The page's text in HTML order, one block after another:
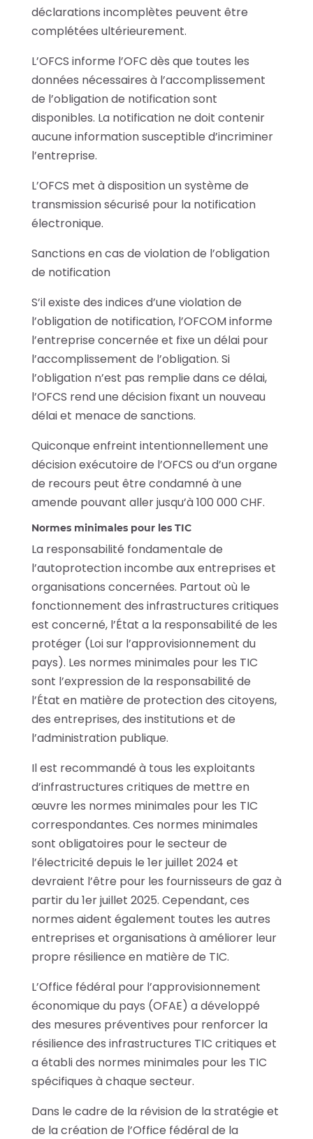
déclarations incomplètes peuvent être
complétées ultérieurement.
L’OFCS informe l’OFC dès que toutes les
données nécessaires à l’accomplissement
de l’obligation de notification sont
disponibles. La notification ne doit contenir
aucune information susceptible d’incriminer
l’entreprise.
L’OFCS met à disposition un système de
transmission sécurisé pour la notification
électronique.
Sanctions en cas de violation de l’obligation
de notification
S’il existe des indices d’une violation de
l’obligation de notification, l’OFCOM informe
l’entreprise concernée et fixe un délai pour
l’accomplissement de l’obligation. Si
l’obligation n’est pas remplie dans ce délai,
l’OFCS rend une décision fixant un nouveau
délai et menace de sanctions.
Quiconque enfreint intentionnellement une
décision exécutoire de l’OFCS ou d’un organe
de recours peut être condamné à une
amende pouvant aller jusqu’à 100 000 CHF.
Normes minimales pour les TIC
La responsabilité fondamentale de
l’autoprotection incombe aux entreprises et
organisations concernées. Partout où le
fonctionnement des infrastructures critiques
est concerné, l’État a la responsabilité de les
protéger (Loi sur l’approvisionnement du
pays). Les normes minimales pour les TIC
sont l’expression de la responsabilité de
l’État en matière de protection des citoyens,
des entreprises, des institutions et de
l’administration publique.
Il est recommandé à tous les exploitants
d’infrastructures critiques de mettre en
œuvre les normes minimales pour les TIC
correspondantes. Ces normes minimales
sont obligatoires pour le secteur de
l’électricité depuis le 1er juillet 2024 et
devraient l’être pour les fournisseurs de gaz à
partir du 1er juillet 2025. Cependant, ces
normes aident également toutes les autres
entreprises et organisations à améliorer leur
propre résilience en matière de TIC.
L’Office fédéral pour l’approvisionnement
économique du pays (OFAE) a développé
des mesures préventives pour renforcer la
résilience des infrastructures TIC critiques et
a établi des normes minimales pour les TIC
spécifiques à chaque secteur.
Dans le cadre de la révision de la stratégie et
de la création de l’Office fédéral de la